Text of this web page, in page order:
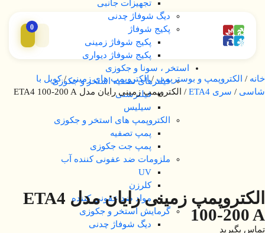
تجهیزات جانبی
دیگ شوفاژ چدنی
پکیج شوفاژ
پکیج شوفاژ زمینی
پکیج شوفاژ دیواری
استخر ، سونا و جکوزی
فیلترهای تصفیه استخر و جکوزی
فیلترشنی
سیلیس
الکتروپمپ های استخر و جکوزی
پمپ تصفیه
پمپ جت جکوزی
ملزومات ضد عفونی کننده آب
UV
کلرزن
مواد ضد عفونی کننده
گرمایش استخر و جکوزی
دیگ شوفاژ چدنی
0
خانه / الکتروپمپ و بوسترپمپ /الکتروپمپ های زمینی/کوپل با
شاسی / سری ETA4 / الکتروپمپ زمینی رایان مدل ETA4 100-200 A
الکتروپمپ زمینی رایان مدل ETA4
100-200 A
تماس بگیرید